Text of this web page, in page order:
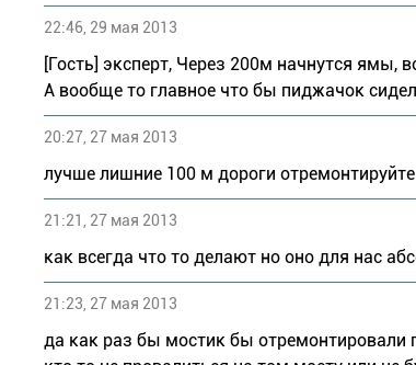
22:46, 29 мая 2013
[Гость] эксперт, Через 200м начнутся ямы,
А вообще то главное что бы пиджачок
20:27, 27 мая 2013
лучше лишние 100 м дороги
21:21, 27 мая 2013
как всегда что то делают но оно для нас
21:23, 27 мая 2013
да как раз бы мостик бы отремонтировали